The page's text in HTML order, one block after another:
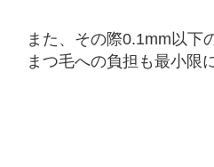
また、その際0.1mm以下
まつ毛への負担も最小限